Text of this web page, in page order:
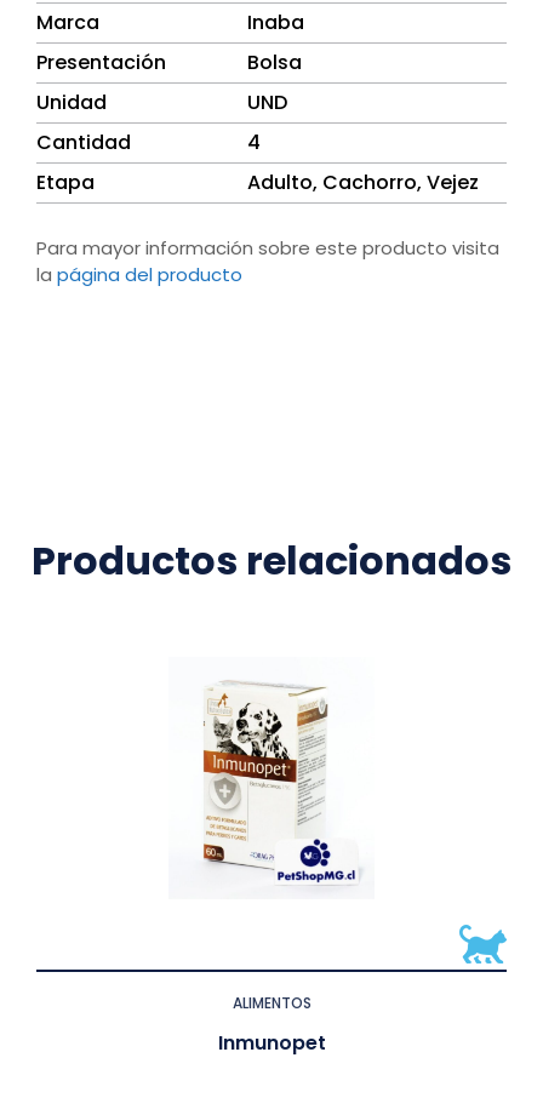
Marca
Inaba
Presentación
Bolsa
Unidad
UND
Cantidad
4
Etapa
Adulto, Cachorro, Vejez
Para mayor información sobre este producto visita
la página del producto
Productos relacionados
ALIMENTOS
Inmunopet